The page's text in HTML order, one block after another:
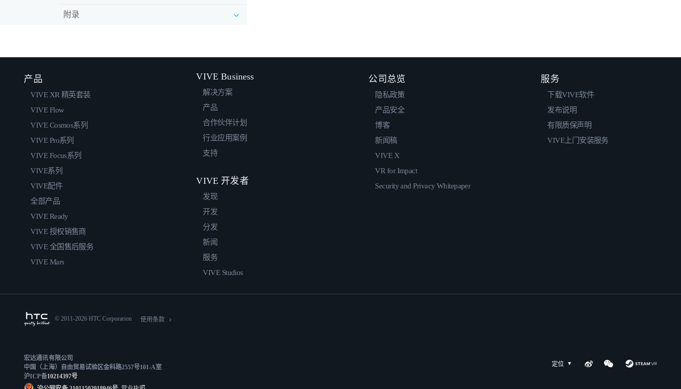
附录
产品
VIVE XR 精英套装
VIVE Flow
VIVE Cosmos系列
VIVE Pro系列
VIVE Focus系列
VIVE系列
VIVE配件
全部产品
VIVE Ready
VIVE 授权销售商
VIVE 全国售后服务
VIVE Mars
VIVE Business
解决方案
产品
合作伙伴计划
行业应用案例
支持
VIVE 开发者
发现
开发
分发
新闻
服务
VIVE Studios
公司总览
隐私政策
产品安全
博客
新闻稿
VIVE X
VR for Impact
Security and Privacy Whitepaper
服务
下载VIVE软件
发布说明
有限质保声明
VIVE上门安装服务
定位
© 2011-2026 HTC Corporation 使用条款
宏达通讯有限公司
中国（上海）自由贸易试验区金科路2557号101-A室
沪ICP备10214397号